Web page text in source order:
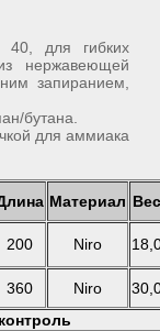
40, для гибких
нержавеющей
запиранием,
бутана.
для аммиака
Материал Вес
200 Niro
360 Niro